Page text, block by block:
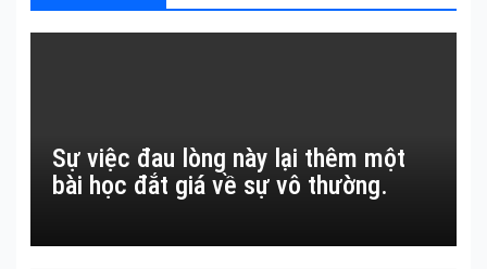
Sự việc đau lòng này lại thêm một
bài học đắt giá về sự vô thường.